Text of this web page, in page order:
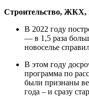
Строительство, ЖКХ,
В 2022 году
— в 1,5 раза
новоселье
В этом году
программа по
были признаны
года – и сразу